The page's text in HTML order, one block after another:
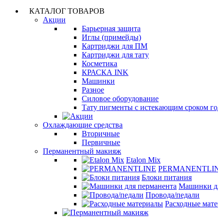
КАТАЛОГ ТОВАРОВ
Акции
Барьерная защита
Иглы (примейды)
Картриджи для ПМ
Картриджи для тату
Косметика
КРАСКА INK
Машинки
Разное
Силовое оборудование
Тату пигменты с истекающим сроком
Охлаждающие средства
Вторичные
Первичные
Перманентный макияж
Etalon Mix
Блоки питания
Машинки
Провода/педали
Расходные